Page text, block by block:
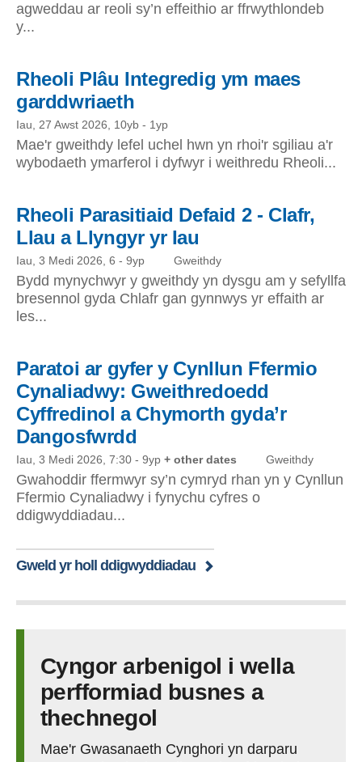
agweddau ar reoli sy’n effeithio ar ffrwythlondeb
y...
Rheoli Plâu Integredig ym maes
garddwriaeth
Iau, 27 Awst 2026, 10yb - 1yp
Mae'r gweithdy lefel uchel hwn yn rhoi'r sgiliau a'r
wybodaeth ymarferol i dyfwyr i weithredu Rheoli...
Rheoli Parasitiaid Defaid 2 - Clafr,
Llau a Llyngyr yr Iau
Iau, 3 Medi 2026, 6 - 9yp Gweithdy
Bydd mynychwyr y gweithdy yn dysgu am y sefyllfa
bresennol gyda Chlafr gan gynnwys yr effaith ar
les...
Paratoi ar gyfer y Cynllun Ffermio
Cynaliadwy: Gweithredoedd
Cyffredinol a Chymorth gyda’r
Dangosfwrdd
Iau, 3 Medi 2026, 7:30 - 9yp + other dates Gweithdy
Gwahoddir ffermwyr sy’n cymryd rhan yn y Cynllun
Ffermio Cynaliadwy i fynychu cyfres o
ddigwyddiadau...
Gweld yr holl ddigwyddiadau
Cyngor arbenigol i wella
perfformiad busnes a
thechnegol
Mae'r Gwasanaeth Cynghori yn darparu